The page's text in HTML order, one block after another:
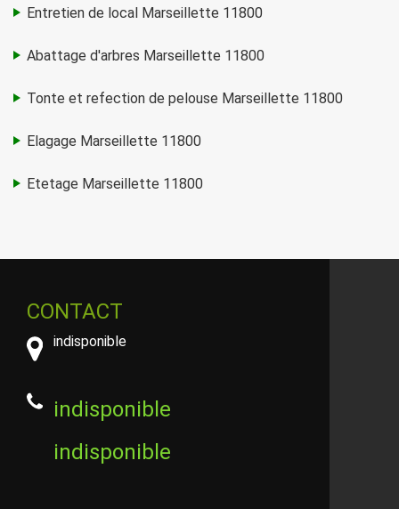
Entretien de local Marseillette 11800
Abattage d'arbres Marseillette 11800
Tonte et refection de pelouse Marseillette 11800
Elagage Marseillette 11800
Etetage Marseillette 11800
CONTACT
indisponible
indisponible
indisponible